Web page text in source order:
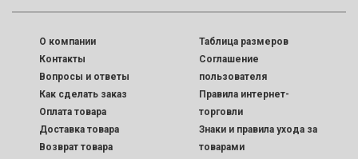
O компании
Контакты
Вопросы и ответы
Как сделать заказ
Оплата товара
Доставка товара
Возврат товара
Таблица размеров
Соглашение
пользователя
Правила интернет-
торговли
Знаки и правила ухода за
товарами